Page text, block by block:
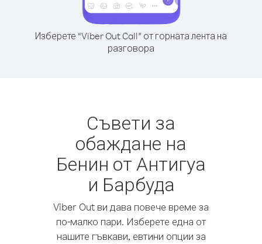
Изберете “Viber Out Call” от горната лента на
разговора
Съвети за
обаждане на
Бенин от Антигуа
и Барбуда
Viber Out ви дава повече време за
по-малко пари. Изберете една от
нашите гъвкави, евтини опции за